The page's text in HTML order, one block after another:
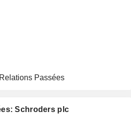
GROUP PLC
Relations Passées
Schroders plc